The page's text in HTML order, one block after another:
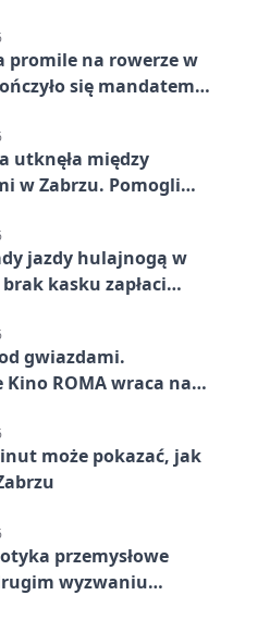
promile na rowerze w
się mandatem
utknęła między
w Zabrzu. Pomogli
jazdy hulajnogą w
kasku zapłaci
gwiazdami.
Kino ROMA wraca na
może pokazać, jak
przemysłowe
wyzwaniu